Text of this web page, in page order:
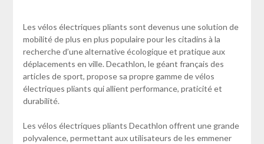
Les vélos électriques pliants sont devenus une solution de
mobilité de plus en plus populaire pour les citadins à la
recherche d’une alternative écologique et pratique aux
déplacements en ville. Decathlon, le géant français des
articles de sport, propose sa propre gamme de vélos
électriques pliants qui allient performance, praticité et
durabilité.
Les vélos électriques pliants Decathlon offrent une grande
polyvalence, permettant aux utilisateurs de les emmener